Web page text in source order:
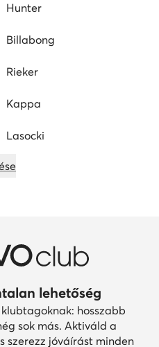
Hunter
Billabong
Rieker
Kappa
Lasocki
lehetőség
hosszabb
sok más. Aktiváld a
szerezz jóváírást minden